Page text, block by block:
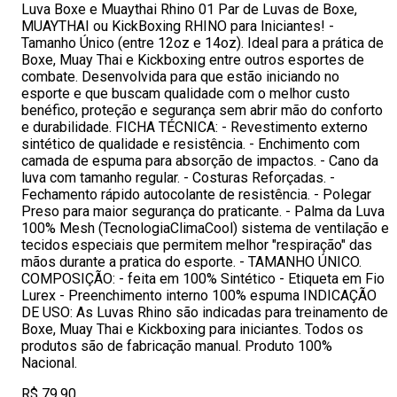
Luva Boxe e Muaythai Rhino 01 Par de Luvas de Boxe,
MUAYTHAI ou KickBoxing RHINO para Iniciantes! -
Tamanho Único (entre 12oz e 14oz). Ideal para a prática de
Boxe, Muay Thai e Kickboxing entre outros esportes de
combate. Desenvolvida para que estão iniciando no
esporte e que buscam qualidade com o melhor custo
benéfico, proteção e segurança sem abrir mão do conforto
e durabilidade. FICHA TÉCNICA: - Revestimento externo
sintético de qualidade e resistência. - Enchimento com
camada de espuma para absorção de impactos. - Cano da
luva com tamanho regular. - Costuras Reforçadas. -
Fechamento rápido autocolante de resistência. - Polegar
Preso para maior segurança do praticante. - Palma da Luva
100% Mesh (TecnologiaClimaCool) sistema de ventilação e
tecidos especiais que permitem melhor "respiração" das
mãos durante a pratica do esporte. - TAMANHO ÚNICO.
COMPOSIÇÃO: - feita em 100% Sintético - Etiqueta em Fio
Lurex - Preenchimento interno 100% espuma INDICAÇÃO
DE USO: As Luvas Rhino são indicadas para treinamento de
Boxe, Muay Thai e Kickboxing para iniciantes. Todos os
produtos são de fabricação manual. Produto 100%
Nacional.